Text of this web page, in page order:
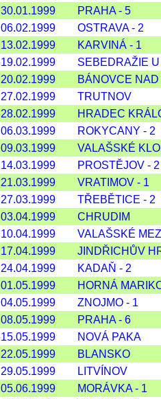
30.01.1999
PRAHA - 5
06.02.1999
OSTRAVA - 2
13.02.1999
KARVINÁ - 1
19.02.1999
SEBEDRAŽIE
20.02.1999
BÁNOVCE
27.02.1999
TRUTNOV
28.02.1999
HRADEC
06.03.1999
ROKYCANY - 2
09.03.1999
VALAŠSKÉ
14.03.1999
PROSTĚJOV - 2
21.03.1999
VRATIMOV - 1
27.03.1999
TŘEBĚTICE - 2
03.04.1999
CHRUDIM
10.04.1999
VALAŠSKÉ
17.04.1999
JINDŘICHŮV
24.04.1999
KADAŇ - 2
01.05.1999
HORNÁ
04.05.1999
ZNOJMO - 1
08.05.1999
PRAHA - 6
15.05.1999
NOVÁ PAKA
22.05.1999
BLANSKO
29.05.1999
LITVÍNOV
05.06.1999
MORÁVKA - 1